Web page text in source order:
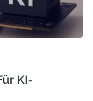
KI-